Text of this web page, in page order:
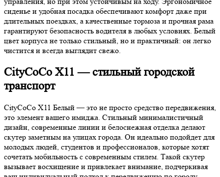
сиденье и удобная посадка обеспечивают комфорт даже при
длительных поездках, а качественные тормоза и прочная рама
гарантируют безопасность водителя в любых условиях. Белый
цвет корпуса не только стильный, но и практичный: он легко
чистится и всегда выглядит свежо.
CityCoCo X11 — стильный городской
транспорт
CityCoCo X11 Белый — это не просто средство передвижения,
это элемент вашего имиджа. Стильный минималистичный
дизайн, современные линии и белоснежная отделка делают
скутер заметным на улицах города. Он идеально подойдет для
молодых людей, студентов и профессионалов, которые хотят
сочетать мобильность с современным стилем. Такой скутер
вызывает восхищение и привлекает внимание, подчеркивая